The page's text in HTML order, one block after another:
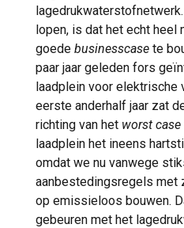
lopen, is dat het echt heel
goede businesscase te
paar jaar geleden fors
laadplein voor elektrische
eerste anderhalf jaar zat
richting van het worst case
laadplein het ineens
omdat we nu vanwege
aanbestedingsregels met
op emissieloos bouwen.
gebeuren met het